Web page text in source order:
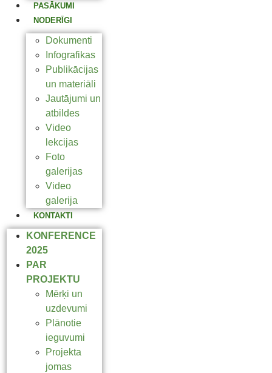
PASĀKUMI
NODERĪGI
Dokumenti
Infografikas
Publikācijas
un materiāli
Jautājumi un
atbildes
Video
lekcijas
Foto
galerijas
Video
galerija
KONTAKTI
KONFERENCE
2025
PAR
PROJEKTU
Mērķi un
uzdevumi
Plānotie
ieguvumi
Projekta
jomas